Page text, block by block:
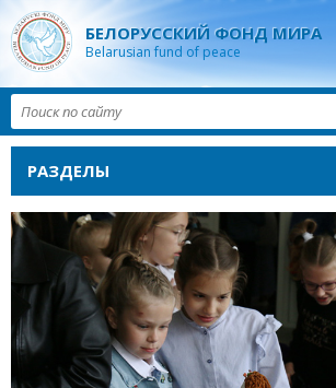
БЕЛОРУССКИЙ ФОНД МИРА
Belarusian fund of peace
РАЗДЕЛЫ